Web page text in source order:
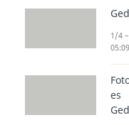
du
1/4
05:09
es